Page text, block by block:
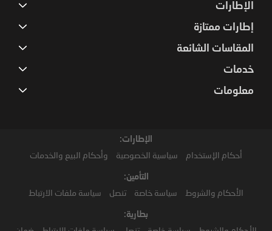
الإطارات
إطارات ممتازة
المقاسات الشائعة
خدمات
معلومات
الإطارات:
أحكام الإستخدام سياسية الخصوصية وأحكام البيع والخدمات
التأمين:
الأحكام والشروط سياسة خاصة تنصل سياسة ملفات الارتباط
بطارية: